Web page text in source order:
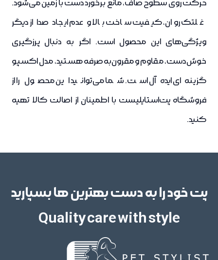
حرکت روی سطوح صاف، مانع برخورد دست با زمین می‌شود.
غلتک روان، کیفیت ساخت بالا و عدم ایجاد صدا از دیگر
ویژگی‌های این محصول است. اگر به دنبال پرزگیری
خوش‌دست، مقاوم و مقرون‌به‌صرفه هستید، مدل اکسپو
گزینه‌ای ایده‌آل است. شما می‌توانید این محصول را از
فروشگاه پت‌استایلیست با اطمینان از اصالت کالا تهیه
کنید.
پت خود را به دست بهترین ها بسپارید
Quality care with style